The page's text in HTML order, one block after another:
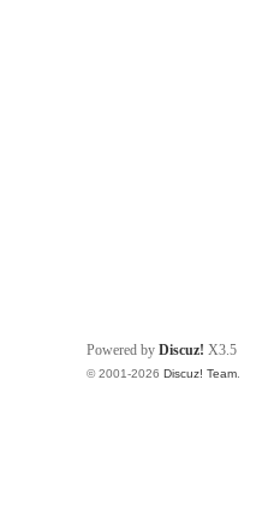
Powered by Discuz! X3.5
© 2001-2026 Discuz! Team